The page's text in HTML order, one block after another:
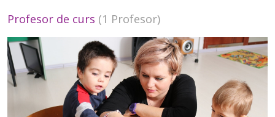
Profesor de curs (1 Profesor)